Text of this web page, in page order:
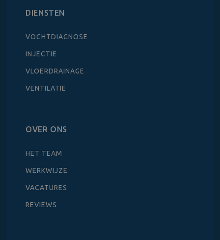
DIENSTEN
VOCHTDIAGNOSE
INJECTIE
VLOERDRAINAGE
VENTILATIE
OVER ONS
HET TEAM
WERKWIJZE
VACATURES
REVIEWS